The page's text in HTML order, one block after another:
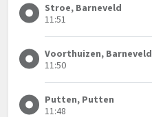
Stroe, Barneveld
11:51
Voorthuizen, Barneveld
11:50
Putten, Putten
11:48